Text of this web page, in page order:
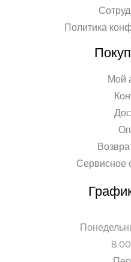
Политика
Мой
Сервисное